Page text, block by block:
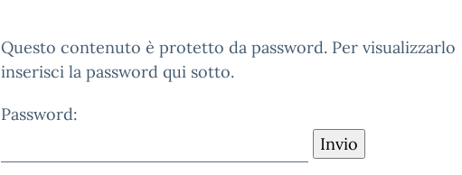
Questo contenuto è protetto da password. Per visualizzarlo
inserisci la password qui sotto.
Password: